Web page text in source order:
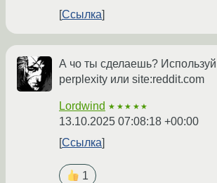
Ссылка
А чо ты сделаешь? Используй
perplexity или site:reddit.com
Lordwind ★★★★★
13.10.2025 07:08:18 +00:00
Ссылка
1